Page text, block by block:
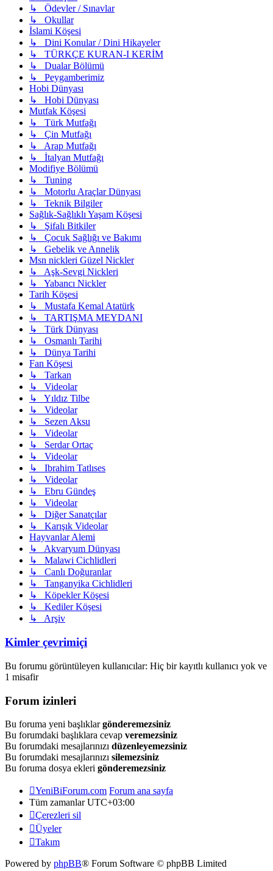
↳ Ödevler / Sınavlar
↳ Okullar
İslami Köşesi
↳ Dini Konular / Dini Hikayeler
↳ TÜRKÇE KURAN-I KERİM
↳ Dualar Bölümü
↳ Peygamberimiz
Hobi Dünyası
↳ Hobi Dünyası
Mutfak Köşesi
↳ Türk Mutfağı
↳ Çin Mutfağı
↳ Arap Mutfağı
↳ İtalyan Mutfağı
Modifiye Bölümü
↳ Tuning
↳ Motorlu Araçlar Dünyası
↳ Teknik Bilgiler
Sağlık-Sağlıklı Yaşam Köşesi
↳ Şifalı Bitkiler
↳ Çocuk Sağlığı ve Bakımı
↳ Gebelik ve Annelik
Msn nickleri Güzel Nickler
↳ Aşk-Sevgi Nickleri
↳ Yabancı Nickler
Tarih Köşesi
↳ Mustafa Kemal Atatürk
↳ TARTIŞMA MEYDANI
↳ Türk Dünyası
↳ Osmanlı Tarihi
↳ Dünya Tarihi
Fan Köşesi
↳ Tarkan
↳ Videolar
↳ Yıldız Tilbe
↳ Videolar
↳ Sezen Aksu
↳ Videolar
↳ Serdar Ortaç
↳ Videolar
↳ Ibrahim Tatlıses
↳ Videolar
↳ Ebru Gündeş
↳ Videolar
↳ Diğer Sanatçılar
↳ Karışık Videolar
Hayvanlar Alemi
↳ Akvaryum Dünyası
↳ Malawi Cichlidleri
↳ Canlı Doğuranlar
↳ Tanganyika Cichlidleri
↳ Köpekler Köşesi
↳ Kediler Köşesi
↳ Arşiv
Kimler çevrimiçi
Bu forumu görüntüleyen kullanıcılar: Hiç bir kayıtlı kullanıcı yok ve
1 misafir
Forum izinleri
Bu foruma yeni başlıklargönderemezsiniz
Bu forumdaki başlıklara cevap veremezsiniz
Bu forumdaki mesajlarınızı düzenleyemezsiniz
Bu forumdaki mesajlarınızı silemezsiniz
Bu foruma dosya ekleri gönderemezsiniz
YeniBiForum.com Forum ana sayfa
Tüm zamanlarUTC+03:00
Çerezleri sil
Üyeler
Takım
Powered by phpBB® Forum Software © phpBB Limited